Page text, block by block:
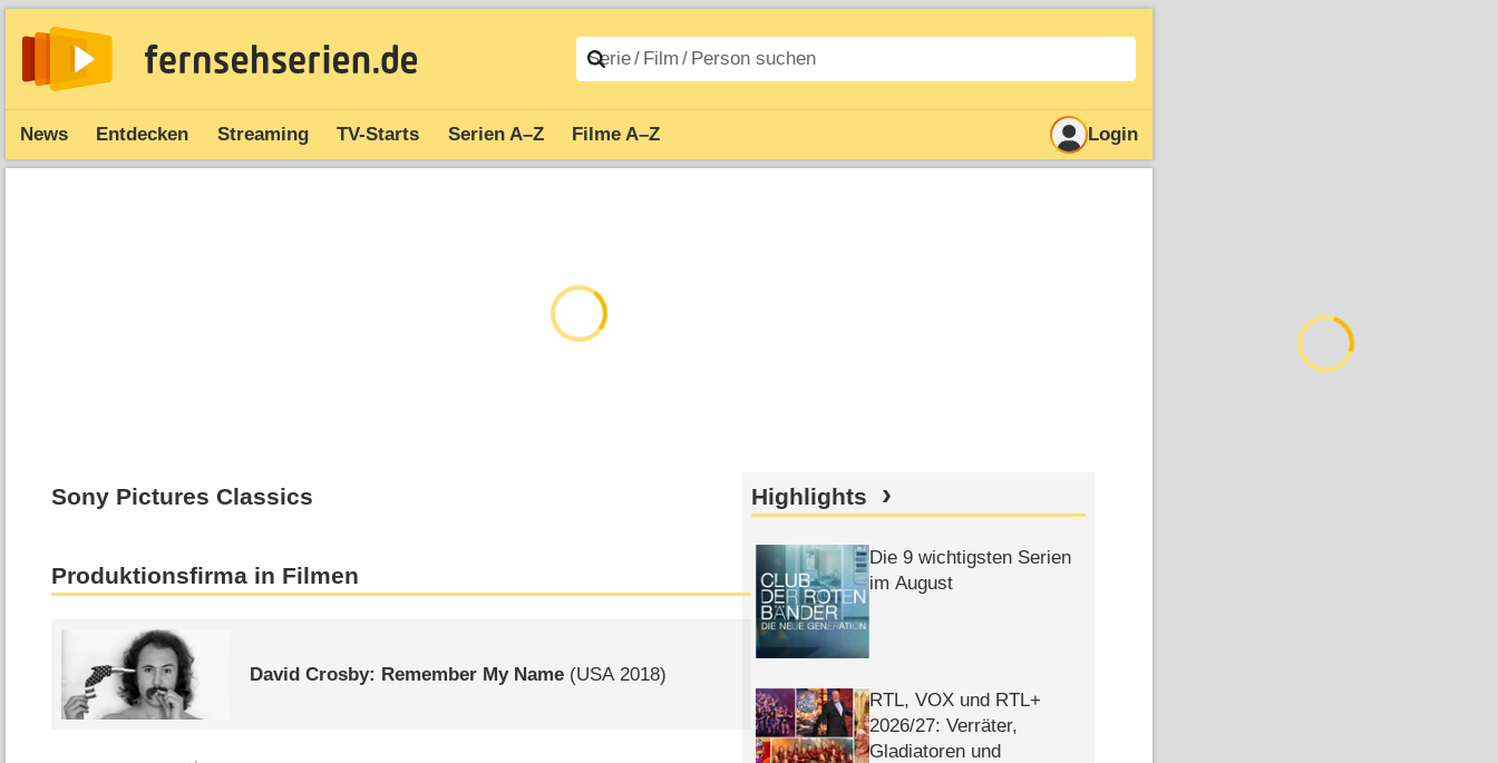
News Entdecken Streaming TV-Starts Serien A–Z Filme A–Z Login
Sony Pictures Classics
Produktionsfirma in Filmen
David Crosby: Remember My Name (USA2018)
Highlights
Die 9 wichtigsten Serien
im August
RTL, VOX und RTL+
2026/​27: Verräter,
Gladiatoren und